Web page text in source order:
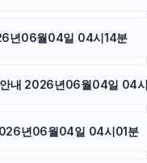
년06월04일 04시14분
안내 2026년06월04일 04
년06월04일 04시01분